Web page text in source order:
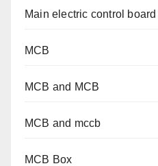
Main electric control board
MCB
MCB and MCB
MCB and mccb
MCB Box